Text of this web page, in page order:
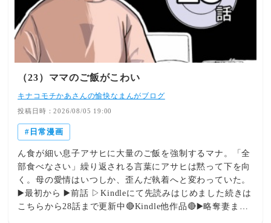
（23）ママのご飯がこわい
キナコモチかあさんの愉快なまんがブログ
投稿日時：2026/08/05 19:00
日常漫画
ん食が細い息子アサヒに大量のご飯を強制するマナ。「全
部食べなさい」繰り返される言葉にアサヒは黙って下を向
く。母の愛情はいつしか、歪んだ執着へと変わっていた。
▶️最初から ▶️前話 ▷Kindleにて先読みはじめました続きは
こちらから28話まで更新中🔴Kindle他作品🔴▶️略奪妻まと